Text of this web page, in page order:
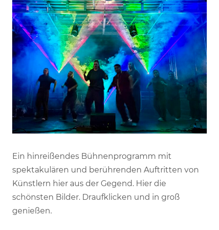
Ein hinreißendes Bühnenprogramm mit
spektakulären und berührenden Auftritten von
Künstlern hier aus der Gegend. Hier die
schönsten Bilder. Draufklicken und in groß
genießen.